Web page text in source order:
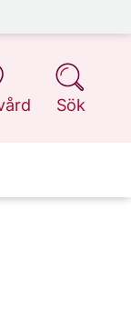
Sök
på 1177.se